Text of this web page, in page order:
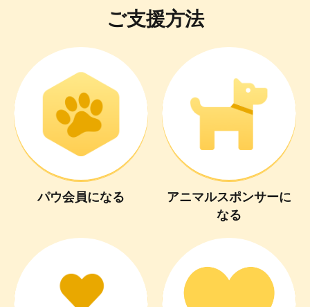
ご支援方法
パウ会員になる アニマルスポンサーに
なる